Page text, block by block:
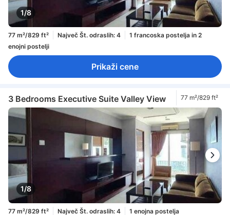
1/8
77 m²/829 ft² Največ Št. odraslih: 4
1 francoska postelja in 2
enojni postelji
Prikaži cene
3 Bedrooms Executive Suite Valley View 77 m²/829 ft²
1/8
77 m²/829 ft² Največ Št. odraslih: 4 1 enojna postelja